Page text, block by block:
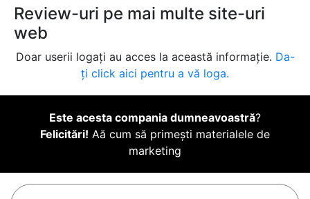
Review-uri pe mai multe site-uri
web
Doar userii logați au acces la această informație. Da-
ți click aici pentru a vă loga.
Este acesta compania dumneavoastră?
Felicitări! Aă cum să primești materialele de
marketing